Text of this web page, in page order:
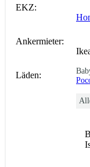
EKZ:
Ankermieter:
Läden: